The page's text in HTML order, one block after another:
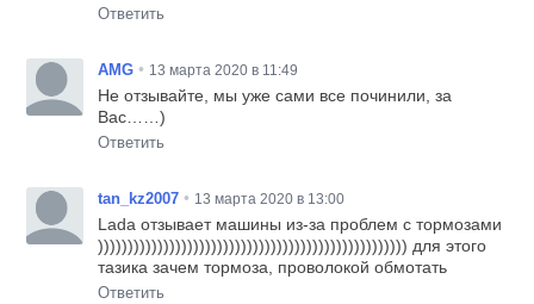
Ответить
AMG • 13 марта 2020 в 11:49
Не отзывайте, мы уже сами все починили, за
Вас……)
Ответить
tan_kz2007 • 13 марта 2020 в 13:00
Lada отзывает машины из-за проблем с тормозами
)))))))))))))))))))))))))))))))))))))))))))))))))))) для этого
тазика зачем тормоза, проволокой обмотать
Ответить